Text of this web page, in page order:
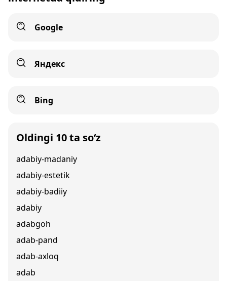
Google
Яндекс
Bing
Oldingi 10 ta so‘z
adabiy-madaniy
adabiy-estetik
adabiy-badiiy
adabiy
adabgoh
adab-pand
adab-axloq
adab